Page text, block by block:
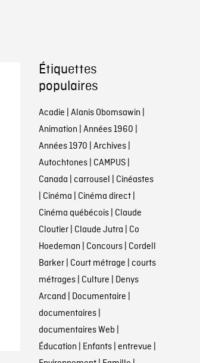
Étiquettes
populaires
Acadie | Alanis Obomsawin |
Animation | Années 1960 |
Années 1970 | Archives|
Autochtones| CAMPUS|
Canada | carrousel | Cinéastes
| Cinéma | Cinéma direct|
Cinéma québécois| Claude
Cloutier| Claude Jutra | Co
Hoedeman | Concours| Cordell
Barker| Court métrage | courts
métrages| Culture | Denys
Arcand | Documentaire |
documentaires|
documentaires Web |
Éducation | Enfants| entrevue |